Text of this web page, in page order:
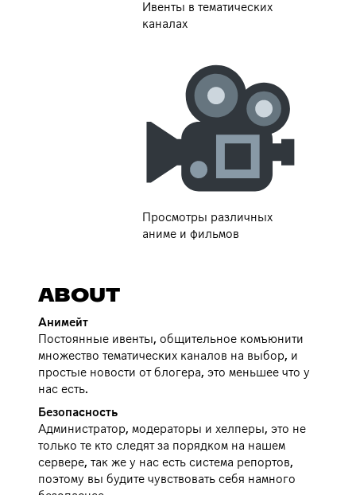
Ивенты в тематических
каналах
Просмотры различных
аниме и фильмов
ABOUT
Анимейт
Постоянные ивенты, общительное комъюнити
множество тематических каналов на выбор, и
простые новости от блогера, это меньшее что у
нас есть.
Безопасность
Администратор, модераторы и хелперы, это не
только те кто следят за порядком на нашем
сервере, так же у нас есть система репортов,
поэтому вы будите чувствовать себя намного